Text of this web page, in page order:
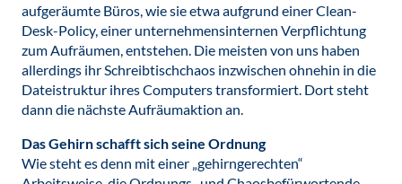
aufgeräumte Büros, wie sie etwa aufgrund einer Clean-
Desk-Policy, einer unternehmensinternen Verpflichtung
zum Aufräumen, entstehen. Die meisten von uns haben
allerdings ihr Schreibtischchaos inzwischen ohnehin in die
Dateistruktur ihres Computers transformiert. Dort steht
dann die nächste Aufräumaktion an.
Das Gehirn schafft sich seine Ordnung
Wie steht es denn mit einer „gehirngerechten“